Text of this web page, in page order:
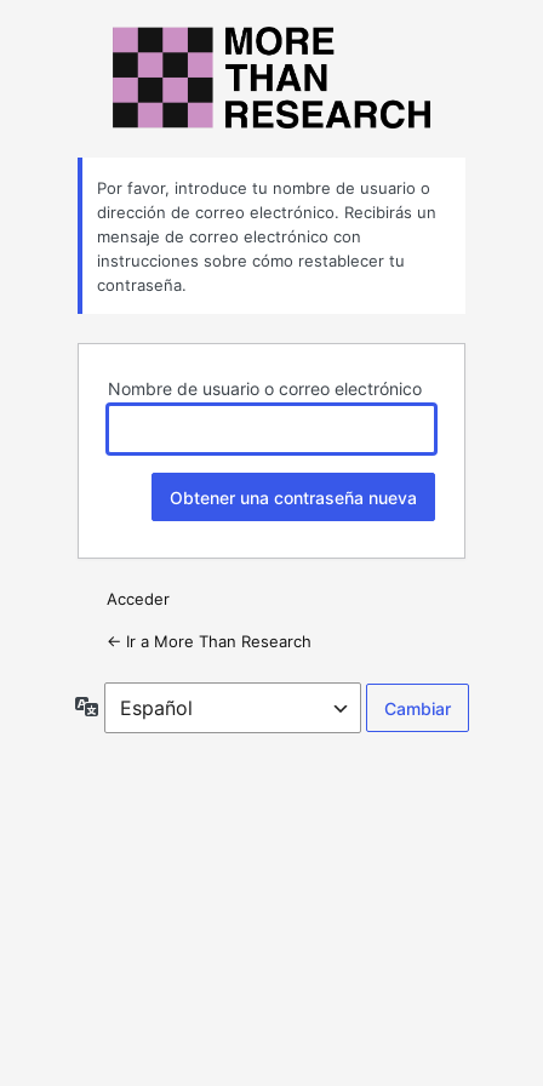
Contraseña
perdida
Por favor, introduce tu nombre de usuario o
dirección de correo electrónico. Recibirás un
mensaje de correo electrónico con
instrucciones sobre cómo restablecer tu
contraseña.
Nombre de usuario o correo electrónico
Acceder
← Ir a More Than Research
Idioma